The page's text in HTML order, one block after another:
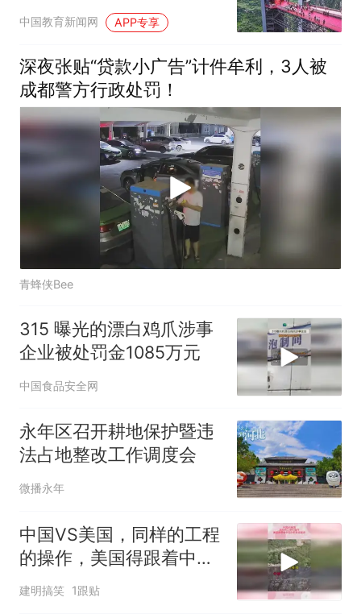
中国教育新闻网 APP专享
深夜张贴“贷款小广告”计件牟利，3人被
成都警方行政处罚！
青蜂侠Bee
315 曝光的漂白鸡爪涉事
企业被处罚金1085万元
中国食品安全网
永年区召开耕地保护暨违
法占地整改工作调度会
微播永年
中国VS美国，同样的工程
的操作，美国得跟着中国
的屁股后面追
建明搞笑 1跟贴